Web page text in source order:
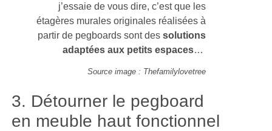
j’essaie de vous dire, c’est que les
étagères murales originales réalisées à
partir de pegboards sont dessolutions
adaptées aux petits espaces…
Source image : Thefamilylovetree
3. Détourner le pegboard
en meuble haut fonctionnel